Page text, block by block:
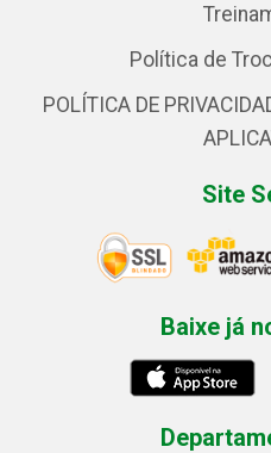
Política de
POLÍTICA DE
Site
Baixe já